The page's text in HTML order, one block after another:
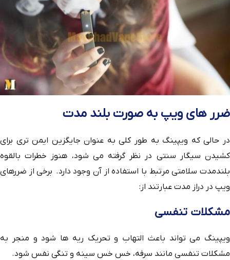
ضرر های ویپ به صورت بلند مدت
در حالی که ویپینگ به طور کلی به عنوان جایگزین ایمن تری برای
کشیدن سیگار سنتی در نظر گرفته می شود، هنوز خطرات بالقوه
بلندمدت سلامتی مرتبط با استفاده از آن وجود دارد. برخی از ضررهای
ویپ در دراز مدت عبارتند از:
مشکلات تنفسی
ویپینگ می تواند باعث التهاب و تحریک ریه ها شود و منجر به
مشکلات تنفسی مانند سرفه، خس خس سینه و تنگی نفس شود.